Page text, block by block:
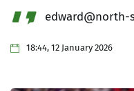
edward@north-
18:44, 12 January 2026